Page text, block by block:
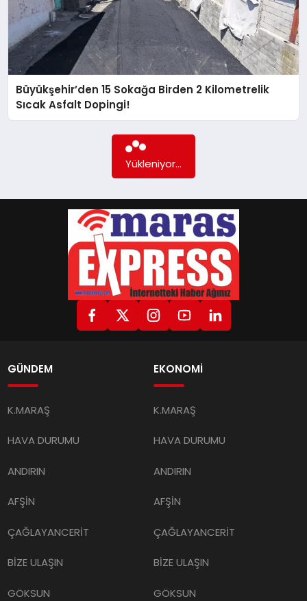
GÖKSUN
TÜRKOĞLU
PAZARCIK
NURHAK
Büyükşehir’den 15 Sokağa Birden 2 Kilometrelik
Sıcak Asfalt Dopingi!
Yükleniyor...
GÜNDEM
K.MARAŞ
HAVA DURUMU
ANDIRIN
AFŞİN
ÇAĞLAYANCERİT
BİZE ULAŞIN
GÖKSUN
EKONOMİ
K.MARAŞ
HAVA DURUMU
ANDIRIN
AFŞİN
ÇAĞLAYANCERİT
BİZE ULAŞIN
GÖKSUN